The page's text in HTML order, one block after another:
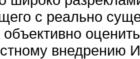
с реально
внедрению